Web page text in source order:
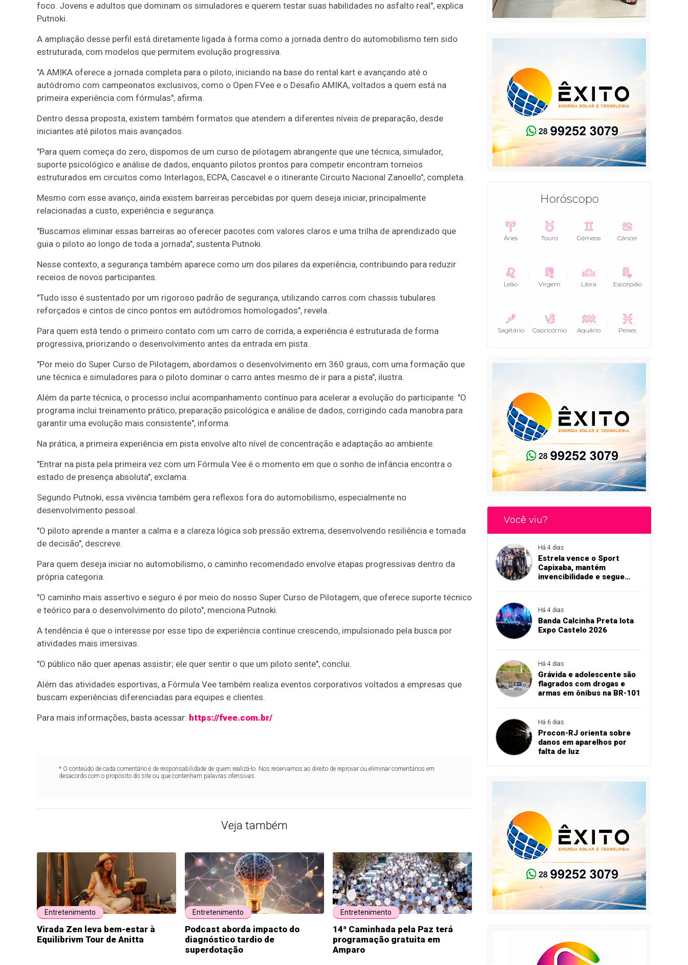
foco. Jovens e adultos que dominam os simuladores e querem testar suas habilidades no asfalto real", explica
Putnoki.
A ampliação desse perfil está diretamente ligada à forma como a jornada dentro do automobilismo tem sido
estruturada, com modelos que permitem evolução progressiva.
"A AMIKA oferece a jornada completa para o piloto, iniciando na base do rental kart e avançando até o
autódromo com campeonatos exclusivos, como o Open FVee e o Desafio AMIKA, voltados a quem está na
primeira experiência com fórmulas", afirma.
Dentro dessa proposta, existem também formatos que atendem a diferentes níveis de preparação, desde
iniciantes até pilotos mais avançados.
"Para quem começa do zero, dispomos de um curso de pilotagem abrangente que une técnica, simulador,
suporte psicológico e análise de dados, enquanto pilotos prontos para competir encontram torneios
estruturados em circuitos como Interlagos, ECPA, Cascavel e o itinerante Circuito Nacional Zanoello", completa.
Mesmo com esse avanço, ainda existem barreiras percebidas por quem deseja iniciar, principalmente
relacionadas a custo, experiência e segurança.
"Buscamos eliminar essas barreiras ao oferecer pacotes com valores claros e uma trilha de aprendizado que
guia o piloto ao longo de toda a jornada", sustenta Putnoki.
Nesse contexto, a segurança também aparece como um dos pilares da experiência, contribuindo para reduzir
receios de novos participantes.
"Tudo isso é sustentado por um rigoroso padrão de segurança, utilizando carros com chassis tubulares
reforçados e cintos de cinco pontos em autódromos homologados", revela.
Para quem está tendo o primeiro contato com um carro de corrida, a experiência é estruturada de forma
progressiva, priorizando o desenvolvimento antes da entrada em pista.
"Por meio do Super Curso de Pilotagem, abordamos o desenvolvimento em 360 graus, com uma formação que
une técnica e simuladores para o piloto dominar o carro antes mesmo de ir para a pista", ilustra.
Além da parte técnica, o processo inclui acompanhamento contínuo para acelerar a evolução do participante. "O
programa inclui treinamento prático, preparação psicológica e análise de dados, corrigindo cada manobra para
garantir uma evolução mais consistente", informa.
Na prática, a primeira experiência em pista envolve alto nível de concentração e adaptação ao ambiente.
"Entrar na pista pela primeira vez com um Fórmula Vee é o momento em que o sonho de infância encontra o
estado de presença absoluta", exclama.
Segundo Putnoki, essa vivência também gera reflexos fora do automobilismo, especialmente no
desenvolvimento pessoal.
"O piloto aprende a manter a calma e a clareza lógica sob pressão extrema, desenvolvendo resiliência e tomada
de decisão", descreve.
Para quem deseja iniciar no automobilismo, o caminho recomendado envolve etapas progressivas dentro da
própria categoria.
"O caminho mais assertivo e seguro é por meio do nosso Super Curso de Pilotagem, que oferece suporte técnico
e teórico para o desenvolvimento do piloto", menciona Putnoki.
A tendência é que o interesse por esse tipo de experiência continue crescendo, impulsionado pela busca por
atividades mais imersivas.
"O público não quer apenas assistir; ele quer sentir o que um piloto sente", conclui.
Além das atividades esportivas, a Fórmula Vee também realiza eventos corporativos voltados a empresas que
buscam experiências diferenciadas para equipes e clientes.
Para mais informações, basta acessar: https://fvee.com.br/
* O conteúdo de cada comentário é de responsabilidade de quem realizá-lo. Nos reservamos ao direito de reprovar ou eliminar comentários em
desacordo com o propósito do site ou que contenham palavras ofensivas.
Veja também
Entretenimento
Virada Zen leva bem-estar à
Equilibrivm Tour de Anitta
Entretenimento
Podcast aborda impacto do
diagnóstico tardio de
superdotação
Entretenimento
14ª Caminhada pela Paz terá
programação gratuita em
Amparo
Horóscopo
Áries Touro Gêmeos Câncer
Leão Virgem Libra Escorpião
Sagitário Capricórnio Aquário Peixes
Você viu?
Há 4 dias
Estrela vence o Sport
Capixaba, mantém
invencibilidade e segue
Há 4 dias
Banda Calcinha Preta lota
Expo Castelo 2026
Há 4 dias
Grávida e adolescente são
flagrados com drogas e
armas em ônibus na BR-101
Há 6 dias
Procon-RJ orienta sobre
danos em aparelhos por
falta de luz